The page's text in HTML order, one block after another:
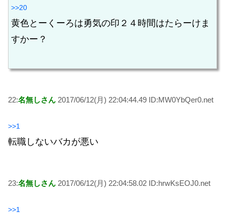
>>20
黄色とーくーろは勇気の印２４時間はたらーけま
すかー？
22:名無しさん 2017/06/12(月) 22:04:44.49 ID:MW0YbQer0.net
>>1
転職しないバカが悪い
23:名無しさん 2017/06/12(月) 22:04:58.02 ID:hrwKsEOJ0.net
>>1